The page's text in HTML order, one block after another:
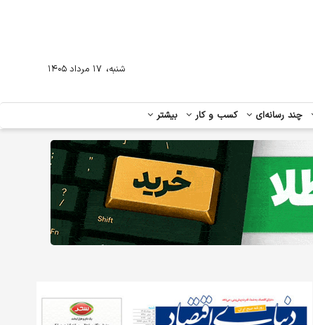
چند رسانه‌ای کسب و کار بیشتر
شنبه، ۱۷ مرداد ۱۴۰۵